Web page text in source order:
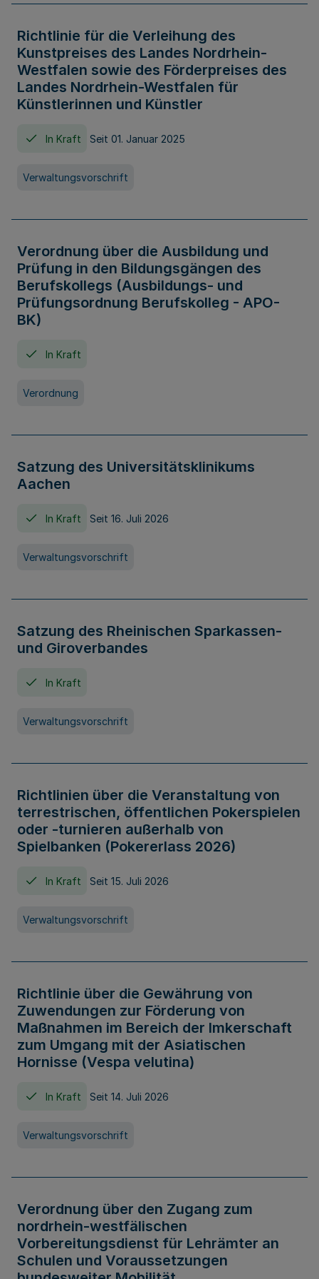
Richtlinie für die Verleihung des
Kunstpreises des Landes Nordrhein-
Westfalen sowie des Förderpreises des
Landes Nordrhein-Westfalen für
Künstlerinnen und Künstler
In Kraft Seit 01. Januar 2025
Verwaltungsvorschrift
Verordnung über die Ausbildung und
Prüfung in den Bildungsgängen des
Berufskollegs (Ausbildungs- und
Prüfungsordnung Berufskolleg - APO-
BK)
In Kraft
Verordnung
Satzung des Universitätsklinikums
Aachen
In Kraft Seit 16. Juli 2026
Verwaltungsvorschrift
Satzung des Rheinischen Sparkassen-
und Giroverbandes
In Kraft
Verwaltungsvorschrift
Richtlinien über die Veranstaltung von
terrestrischen, öffentlichen Pokerspielen
oder -turnieren außerhalb von
Spielbanken (Pokererlass 2026)
In Kraft Seit 15. Juli 2026
Verwaltungsvorschrift
Richtlinie über die Gewährung von
Zuwendungen zur Förderung von
Maßnahmen im Bereich der Imkerschaft
zum Umgang mit der Asiatischen
Hornisse (Vespa velutina)
In Kraft Seit 14. Juli 2026
Verwaltungsvorschrift
Verordnung über den Zugang zum
nordrhein-westfälischen
Vorbereitungsdienst für Lehrämter an
Schulen und Voraussetzungen